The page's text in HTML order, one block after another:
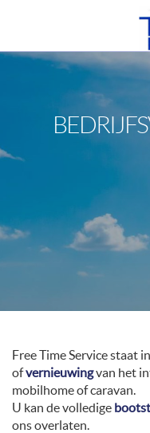
Free Time Service staat
ofvernieuwingvan het
mobilhome of caravan.
U kan de volledige
ons overlaten.